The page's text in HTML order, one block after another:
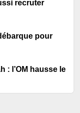
recruter
pour
: l’OM hausse le